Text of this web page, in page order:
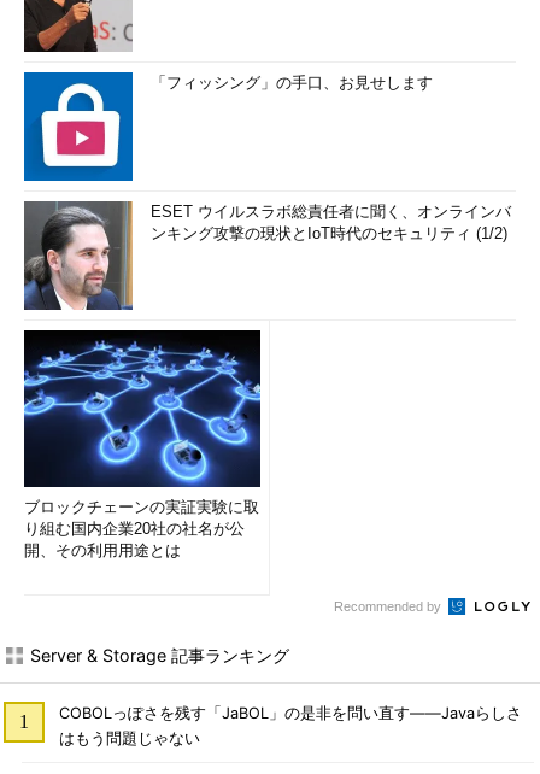
「フィッシング」の手口、お見せします
ESET ウイルスラボ総責任者に聞く、オンラインバ
ンキング攻撃の現状とIoT時代のセキュリティ (1/2)
ブロックチェーンの実証実験に取
り組む国内企業20社の社名が公
開、その利用用途とは
Recommended by
Server & Storage 記事ランキング
COBOLっぽさを残す「JaBOL」の是非を問い直す――Javaらしさ
はもう問題じゃない